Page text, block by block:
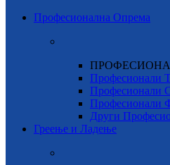
Професионална Опрема
Професионали
Професионали
Професионали
Други
Греење и Ладење